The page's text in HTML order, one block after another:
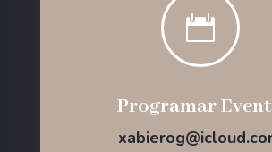

Programar